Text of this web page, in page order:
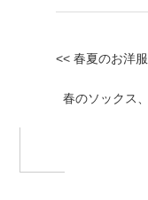
<< 春夏のお洋
春のソックス